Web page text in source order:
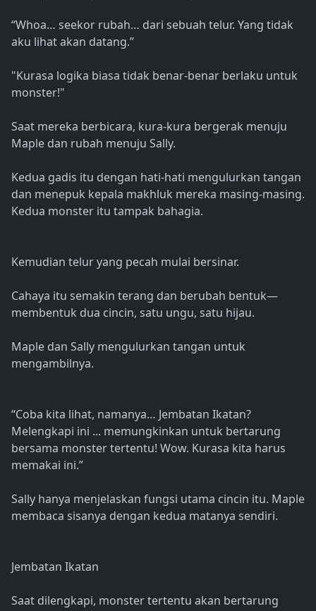
“Whoa… seekor rubah… dari sebuah telur. Yang tidak
aku lihat akan datang.”
"Kurasa logika biasa tidak benar-benar berlaku untuk
monster!"
Saat mereka berbicara, kura-kura bergerak menuju
Maple dan rubah menuju Sally.
Kedua gadis itu dengan hati-hati mengulurkan tangan
dan menepuk kepala makhluk mereka masing-masing.
Kedua monster itu tampak bahagia.
Kemudian telur yang pecah mulai bersinar.
Cahaya itu semakin terang dan berubah bentuk—
membentuk dua cincin, satu ungu, satu hijau.
Maple dan Sally mengulurkan tangan untuk
mengambilnya.
“Coba kita lihat, namanya… Jembatan Ikatan?
Melengkapi ini ... memungkinkan untuk bertarung
bersama monster tertentu! Wow. Kurasa kita harus
memakai ini.”
Sally hanya menjelaskan fungsi utama cincin itu. Maple
membaca sisanya dengan kedua matanya sendiri.
Jembatan Ikatan
Saat dilengkapi, monster tertentu akan bertarung